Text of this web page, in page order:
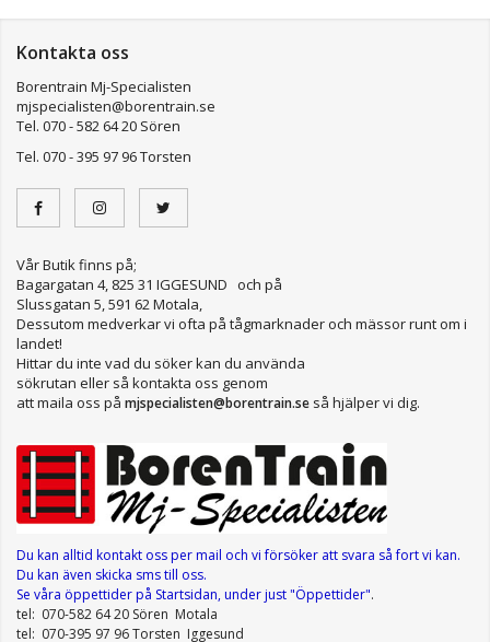
Kontakta oss
Borentrain Mj-Specialisten
mjspecialisten@borentrain.se
Tel. 070 - 582 64 20 Sören
Tel. 070 - 395 97 96 Torsten
Vår Butik finns på;
Bagargatan 4, 825 31 IGGESUND och på
Slussgatan 5, 591 62 Motala,
Dessutom medverkar vi ofta på tågmarknader och mässor runt om i
landet!
Hittar du inte vad du söker kan du använda
sökrutan eller så kontakta oss genom
att maila oss på mjspecialisten@borentrain.se så hjälper vi dig.
Du kan alltid kontakt oss per mail och vi försöker att svara så fort vi kan.
Du kan även skicka sms till oss.
Se våra öppettiderpå Startsidan, under just "Öppettider".
tel: 070-582 64 20 Sören Motala
tel: 070-395 97 96 Torsten Iggesund